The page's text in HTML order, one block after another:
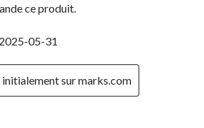
ce produit.
2025-05-31
sur marks.com